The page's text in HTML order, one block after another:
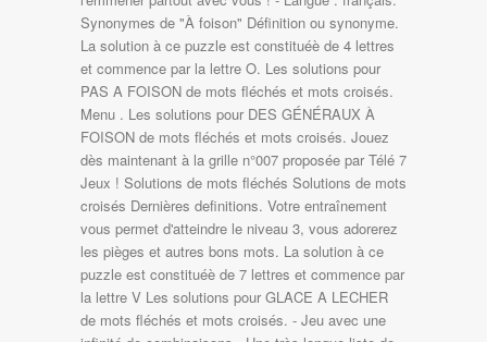
Synonymes de "À foison" Définition ou synonyme.
La solution à ce puzzle est constituéè de 4 lettres
et commence par la lettre O. Les solutions pour
PAS A FOISON de mots fléchés et mots croisés.
Menu . Les solutions pour DES GÉNÉRAUX À
FOISON de mots fléchés et mots croisés. Jouez
dès maintenant à la grille n°007 proposée par Télé 7
Jeux ! Solutions de mots fléchés Solutions de mots
croisés Dernières definitions. Votre entraînement
vous permet d'atteindre le niveau 3, vous adorerez
les pièges et autres bons mots. La solution à ce
puzzle est constituéè de 7 lettres et commence par
la lettre V Les solutions pour GLACE A LECHER
de mots fléchés et mots croisés. - Jeu avec une